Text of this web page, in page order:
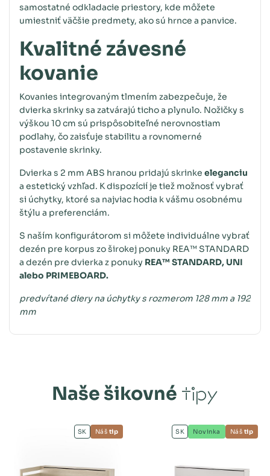
samostatné odkladacie priestory, kde môžete
umiestniť väčšie predmety, ako sú hrnce a panvice.
Kvalitné závesné
kovanie
Kovanies integrovaným tlmením zabezpečuje, že
dvierka skrinky sa zatvárajú ticho a plynulo. Nožičky s
výškou 10 cm sú prispôsobiteľné nerovnostiam
podlahy, čo zaisťuje stabilitu a rovnomerné
postavenie skrinky.
Dvierka s 2 mm ABS hranou pridajú skrinke eleganciu
a estetický vzhľad. K dispozícií je tiež možnosť vybrať
si úchytky, ktoré sa najviac hodia k vášmu osobnému
štýlu a preferenciám.
S naším konfigurátorom si môžete individuálne vybrať
dezén pre korpus zo širokej ponuky REA™ STANDARD
a dezén pre dvierka z ponuky REA™ STANDARD, UNI
alebo PRIMEBOARD.
predvŕtané diery na úchytky s rozmerom 128 mm a 192
mm
Naše šikovné tipy
SK Náš tip SK Novinka Náš tip